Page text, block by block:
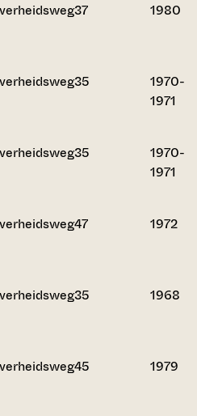
37 1980
35
1970-
1971
35
1970-
1971
47 1972
35 1968
45 1979